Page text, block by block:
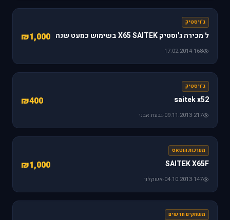
ג'ויסטיק
ל מכירה ג'וסטיק X65 SAITEK בשימוש כמעט שנה ₪1,000
168
·
17.02.2014
ג'ויסטיק
saitek x52
₪400
217
·
09.11.2013
·גבעת אבני
מערכות הוטאס
SAITEK X65F
₪1,000
147
·
04.10.2013
·אשקלון
משחקים חדשים